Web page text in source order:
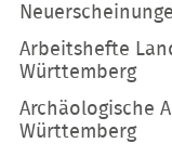
Navigation
Arbeitshefte
Württemberg
Archäologische
Württemberg